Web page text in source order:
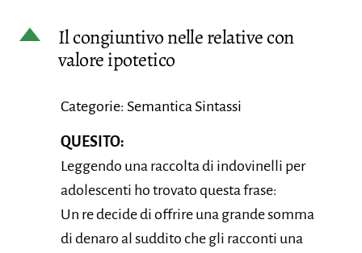
D
Il congiuntivo nelle relative con
valore ipotetico
Categorie: Semantica Sintassi
QUESITO:
Leggendo una raccolta di indovinelli per
adolescenti ho trovato questa frase:
Un re decide di offrire una grande somma
di denaro al suddito che gli racconti una